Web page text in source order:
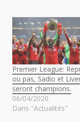
Premier League:
ou pas, Sadio et
seront champions.
06/04/2020
Dans "Actualités"